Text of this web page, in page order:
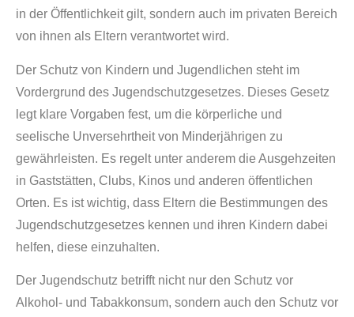
in der Öffentlichkeit gilt, sondern auch im privaten Bereich
von ihnen als Eltern verantwortet wird.
Der Schutz von Kindern und Jugendlichen steht im
Vordergrund des Jugendschutzgesetzes. Dieses Gesetz
legt klare Vorgaben fest, um die körperliche und
seelische Unversehrtheit von Minderjährigen zu
gewährleisten. Es regelt unter anderem die Ausgehzeiten
in Gaststätten, Clubs, Kinos und anderen öffentlichen
Orten. Es ist wichtig, dass Eltern die Bestimmungen des
Jugendschutzgesetzes kennen und ihren Kindern dabei
helfen, diese einzuhalten.
Der Jugendschutz betrifft nicht nur den Schutz vor
Alkohol- und Tabakkonsum, sondern auch den Schutz vor